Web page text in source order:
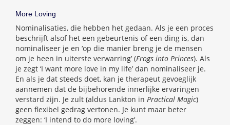
More Loving
Nominalisaties, die hebben het gedaan. Als je een proces
beschrijft alsof het een gebeurtenis of een ding is, dan
nominaliseer je en ‘op die manier breng je de mensen
om je heen in uiterste verwarring’ (Frogs into Princes). Als
je zegt ‘I want more love in my life’ dan nominaliseer je.
En als je dat steeds doet, kan je therapeut gevoeglijk
aannemen dat de bijbehorende innerlijke ervaringen
verstard zijn. Je zult (aldus Lankton in Practical Magic)
geen flexibel gedrag vertonen. Je kunt maar beter
zeggen: ‘I intend to do more loving’.